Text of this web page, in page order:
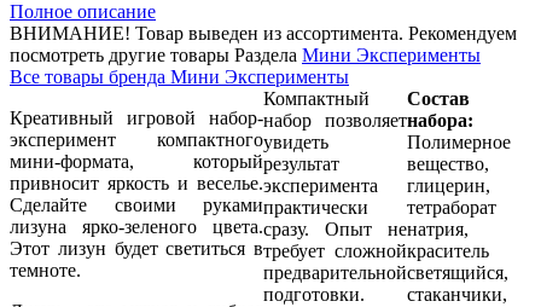
Полное описание
ВНИМАНИЕ! Товар выведен из ассортимента. Рекомендуем
посмотреть другие товары Раздела Мини Эксперименты
Все товары бренда Мини Эксперименты
Креативный игровой набор-
эксперимент компактного
мини-формата, который
привносит яркость и веселье.
Сделайте своими руками
лизуна ярко-зеленого цвета.
Этот лизун будет светиться в
темноте.
Компактный
набор позволяет
увидеть
результат
эксперимента
практически
сразу. Опыт не
требует сложной
предварительной
подготовки.
Состав
набора:
Полимерное
вещество,
глицерин,
тетраборат
натрия,
краситель
светящийся,
стаканчики,